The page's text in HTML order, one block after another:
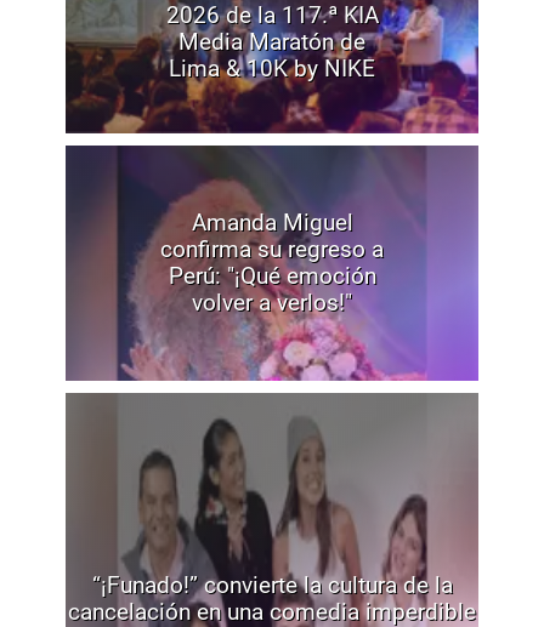
2026 de la 117.ª KIA
Media Maratón de
Lima & 10K by NIKE
Amanda Miguel
confirma su regreso a
Perú: "¡Qué emoción
volver a verlos!"
“¡Funado!” convierte la cultura de la
cancelación en una comedia imperdible